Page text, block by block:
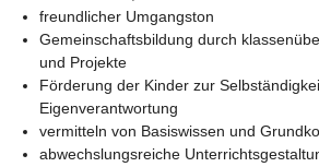
freundlicher Umgangston
Gemeinschaftsbildung durch
und Projekte
Förderung der Kinder zur
Eigenverantwortung
vermitteln von Basiswissen und
abwechslungsreiche